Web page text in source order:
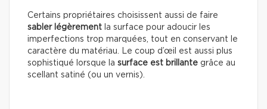
Certains propriétaires choisissent aussi de faire
sabler légèrement la surface pour adoucir les
imperfections trop marquées, tout en conservant le
caractère du matériau. Le coup d’œil est aussi plus
sophistiqué lorsque la surface est brillante grâce au
scellant satiné (ou un vernis).